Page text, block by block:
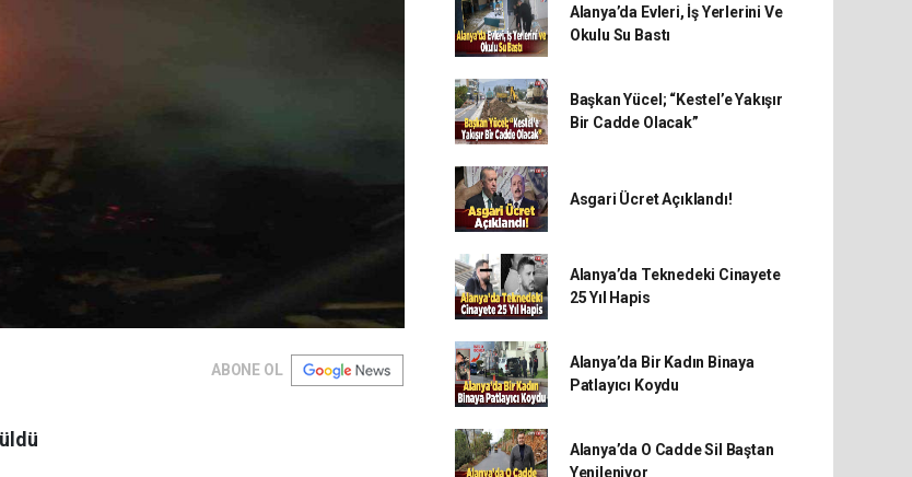
ABONE OL
Alanya’da Evleri, İş Yerlerini Ve
Okulu Su Bastı
Başkan Yücel; “Kestel’e Yakışır
Bir Cadde Olacak”
Asgari Ücret Açıklandı!
Alanya’da Teknedeki Cinayete
25 Yıl Hapis
Alanya’da Bir Kadın Binaya
Patlayıcı Koydu
Alanya’da O Cadde Sil Baştan
Yenileniyor